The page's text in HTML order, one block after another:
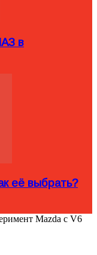
в
её выбрать?
Mazda с V6